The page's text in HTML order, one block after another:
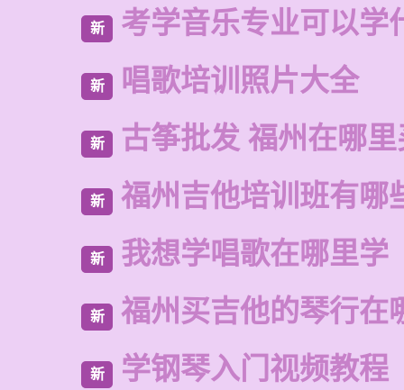
新 考学音乐专业可以学
新 唱歌培训照片大全
新 古筝批发 福州在哪
新 福州吉他培训班有哪
新 我想学唱歌在哪里学
新 福州买吉他的琴行在
新 学钢琴入门视频教程